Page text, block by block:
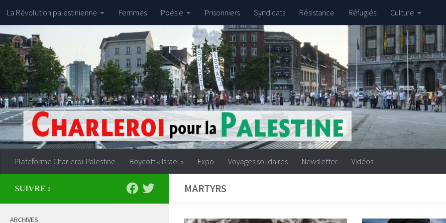
Skip to content
La Révolution palestinienne Femmes Poésie Prisonniers Syndicats Résistance Réfugiés Culture
Plateforme Charleroi-Palestine Boycott « Israël » Expo Voyages solidaires Newsletter Vidéos
MARTYRS
SUIVRE :
ARCHIVES